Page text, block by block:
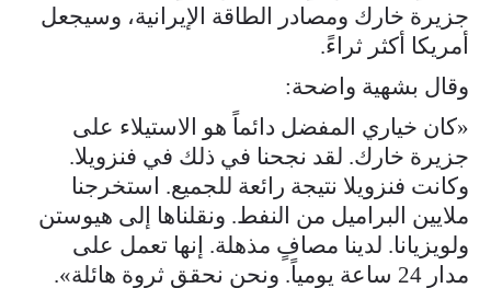
جزيرة خارك ومصادر الطاقة الإيرانية، وسيجعل
أمريكا أكثر ثراءً.
وقال بشهية واضحة:
«كان خياري المفضل دائماً هو الاستيلاء على
جزيرة خارك. لقد نجحنا في ذلك في فنزويلا.
وكانت فنزويلا نتيجة رائعة للجميع. استخرجنا
ملايين البراميل من النفط. ونقلناها إلى هيوستن
ولويزيانا. لدينا مصافٍ مذهلة. إنها تعمل على
مدار 24 ساعة يومياً. ونحن نحقق ثروة هائلة».